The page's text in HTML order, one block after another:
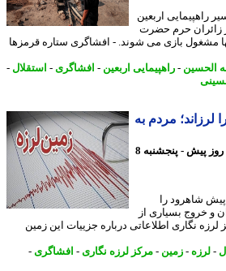
اربعین
حرم حضرت
مشغول بازی می شوند. - افشاگری ستاره قرمزها
-راهپیمایی اربعین -افشاگری- استقلال-
مردم به
8 روز پیش - پنجشنبه 8
را
بسیاری از
نگاری اطلاعاتی درباره جزییات این زمین
- زمین -مرکز لرزه نگاری- افشاگری-